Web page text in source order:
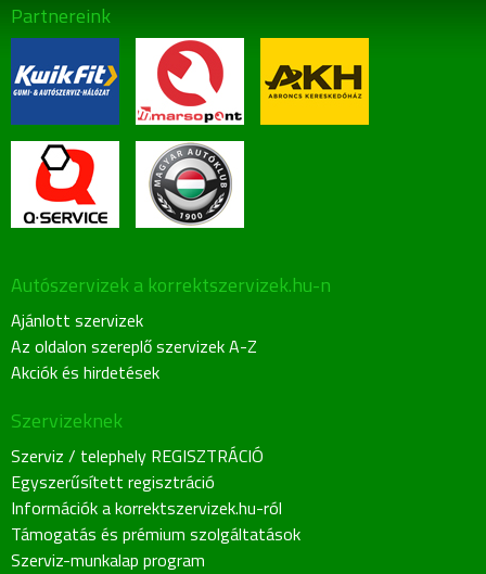
Partnereink
Autószervizek a korrektszervizek.hu-n
Ajánlott szervizek
Az oldalon szereplő szervizek A-Z
Akciók és hirdetések
Szervizeknek
Szerviz / telephely REGISZTRÁCIÓ
Egyszerűsített regisztráció
Információk a korrektszervizek.hu-ról
Támogatás és prémium szolgáltatások
Szerviz-munkalap program